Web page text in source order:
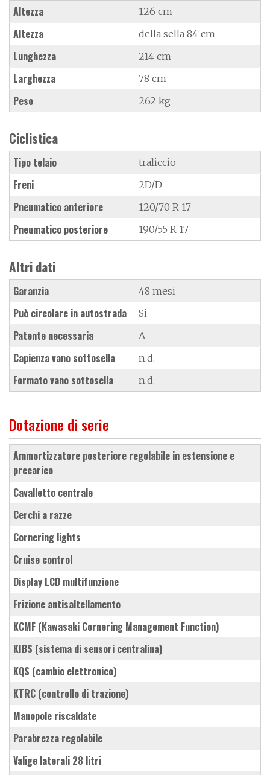
Altezza 126 cm
Altezza della sella 84 cm
Lunghezza 214 cm
Larghezza 78 cm
Peso 262 kg
Ciclistica
Tipo telaio traliccio
Freni 2D/D
Pneumatico anteriore 120/70 R 17
Pneumatico posteriore 190/55 R 17
Altri dati
Garanzia 48 mesi
Può circolare in autostrada Si
Patente necessaria A
Capienza vano sottosella n.d.
Formato vano sottosella n.d.
Dotazione di serie
ammortizzatore posteriore regolabile in estensione e
precarico
cavalletto centrale
cerchi a razze
cornering lights
cruise control
Display LCD multifunzione
frizione antisaltellamento
KCMF (Kawasaki Cornering Management Function)
KIBS (sistema di sensori centralina)
KQS (cambio elettronico)
KTRC (controllo di trazione)
manopole riscaldate
parabrezza regolabile
valige laterali 28 litri